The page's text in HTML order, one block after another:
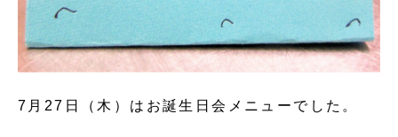
7月27日（木）はお誕生日会メニューでした。